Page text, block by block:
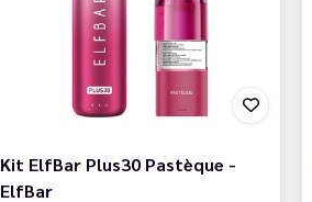
Kit ElfBar Plus30 Pastèque -
ElfBar